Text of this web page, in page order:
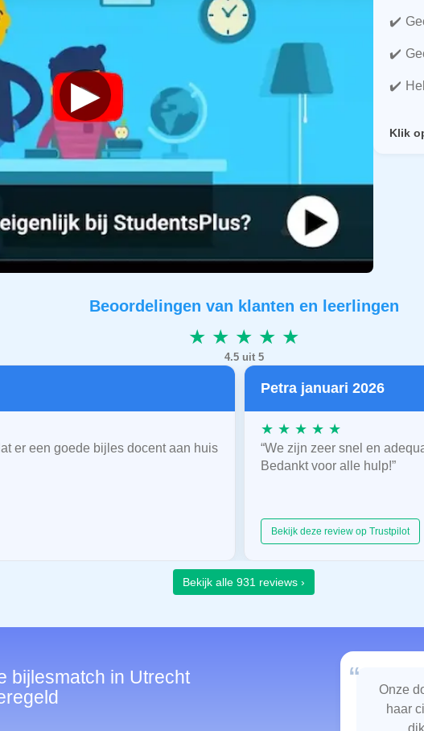
▶
Klik
Beoordelingen van klanten en leerlingen
★ ★ ★ ★ ★
4.5 uit 5
er een goede bijles docent aan huis
Petra januari 2026
★ ★ ★ ★ ★
“We zijn zeer snel en
Bedankt voor alle hulp!”
Bekijk deze review op Trustpilot
Bekijk alle 931 reviews ›
bijlesmatch in Utrecht
“
Onze
haar